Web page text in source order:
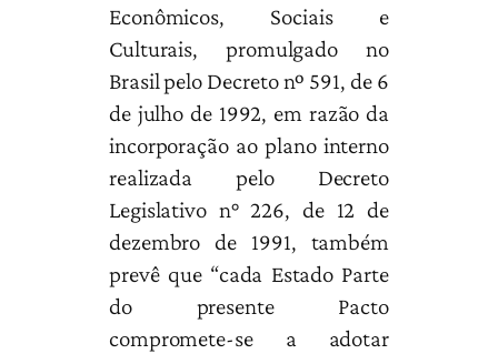
Econômicos, Sociais e
Culturais, promulgado no
Brasil pelo Decreto nº 591, de 6
de julho de 1992, em razão da
incorporação ao plano interno
realizada pelo Decreto
Legislativo n° 226, de 12 de
dezembro de 1991, também
prevê que “cada Estado Parte
do presente Pacto
compromete-se a adotar